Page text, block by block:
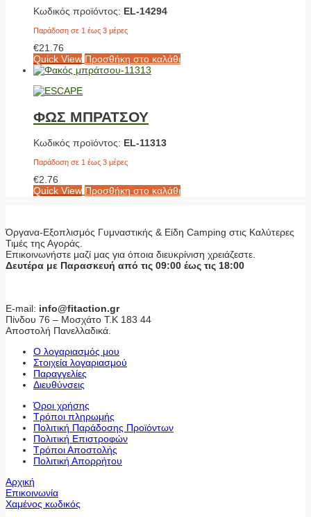
Κωδικός προϊόντος: EL-14294
Παράδοση σε 1 έως 3 μέρες
€21.76
Quick View Προσθήκη στο καλάθι
ΦΩΣ ΜΠΡΑΤΣΟΥ
Κωδικός προϊόντος: EL-11313
Παράδοση σε 1 έως 3 μέρες
€2.76
Quick View Προσθήκη στο καλάθι
Όργανα-Εξοπλισμός Γυμναστικής & Είδη Camping στις Καλύτερες
Τιμές της Αγοράς.
Επικοινωνήστε μαζί μας για όποια διευκρίνιση χρειάζεστε.
Δευτέρα με Παρασκευή από τις 09:00 έως τις 18:00
E-mail: info@fitaction.gr
Πίνδου 76 – Μοσχάτο Τ.Κ 183 44
Αποστολή Πανελλαδικά.
Ο λογαριασμός μου
Στοιχεία λογαριασμού
Παραγγελίες
Διευθύνσεις
Όροι χρήσης
Τρόποι πληρωμής
Πολιτική Παράδοσης Προϊόντων
Πολιτική Επιστροφών
Τρόποι Αποστολής
Πολιτική Απορρήτου
Αρχική
Επικοινωνία
Χαμένος κωδικός